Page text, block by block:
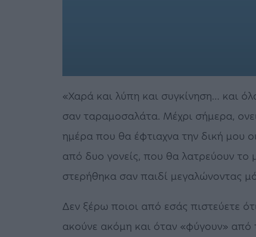
«Χαρά και λύπη και συγκίνηση… και
σαν ταραμοσαλάτα. Μέχρι σήμερα,
ημέρα που θα έφτιαχνα την δική μου
από δυο γονείς, που θα λατρεύουν
στερήθηκα σαν παιδί μεγαλώνοντας
Δεν ξέρω ποιοι από εσάς πιστεύετε
ακούνε ακόμη και όταν «φύγουν»